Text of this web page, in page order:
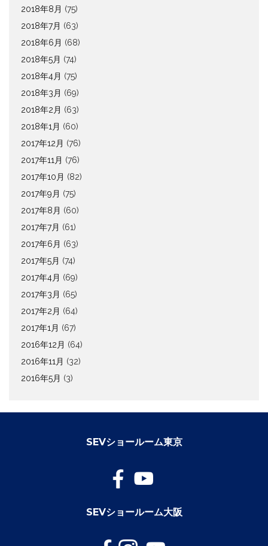
2018年8月 (75)
2018年7月 (63)
2018年6月 (68)
2018年5月 (74)
2018年4月 (75)
2018年3月 (69)
2018年2月 (63)
2018年1月 (60)
2017年12月 (76)
2017年11月 (76)
2017年10月 (82)
2017年9月 (75)
2017年8月 (60)
2017年7月 (61)
2017年6月 (63)
2017年5月 (74)
2017年4月 (69)
2017年3月 (65)
2017年2月 (64)
2017年1月 (67)
2016年12月 (64)
2016年11月 (32)
2016年5月 (3)
SEVショールーム東京
SEVショールーム大阪